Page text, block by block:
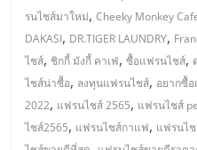
รน
ไชส์
รนไชส์มาใหม่,Cheeky Monkey
DAKASI, DR.TIGER LAUNDRY,
ไชส์, ชิกกี้ มังกี้ คาเฟ่,ซื้อแฟรนไชส์,
ไชส์น่าซื้อ, ลงทุนแฟรนไชส์, อยากซื้
2022, แฟรนไชส์ 2565, แฟรนไชส์
ไชส์2565, แฟรนไชส์กาแฟ, แฟรนไ